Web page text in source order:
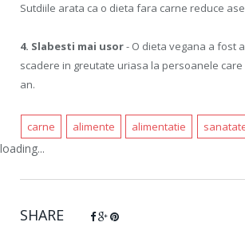
Sutdiile arata ca o dieta fara carne reduce
4. Slabesti mai usor- O dieta vegana a fost
scadere in greutate uriasa la persoanele care
an.
carne alimente alimentatie
loading...
SHARE Google+
Pinterest